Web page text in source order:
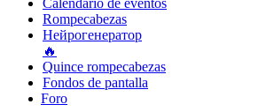
Calendario de eventos
Rompecabezas
Нейрогенератор
🔥
Quince rompecabezas
Fondos de pantalla
Foro